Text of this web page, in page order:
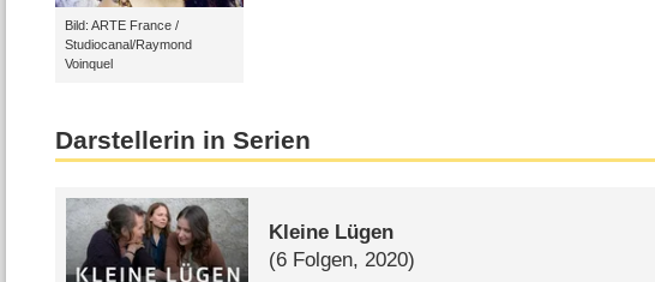
Bild: ARTE France /
Studiocanal/Raymond
Voinquel
Darstellerin in Serien
Kleine Lügen
(6 Folgen, 2020)